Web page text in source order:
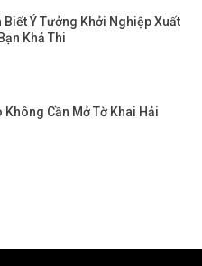
Biết Ý Tưởng Khởi Nghiệp Xuất
Khả Thi
Cần Mở Tờ Khai Hải